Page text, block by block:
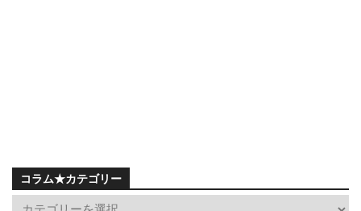
コラム★カテゴリー